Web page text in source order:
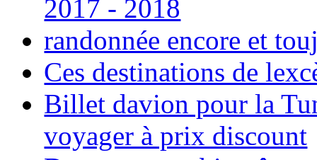
2017 - 2018
randonnée encore et
Ces destinations de
Billet davion pour la
voyager à prix discount